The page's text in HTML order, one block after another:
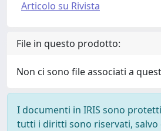
Articolo su Rivista
File in questo prodotto:
Non ci sono file associati a
I documenti in IRIS sono
tutti i diritti sono riservati, salvo